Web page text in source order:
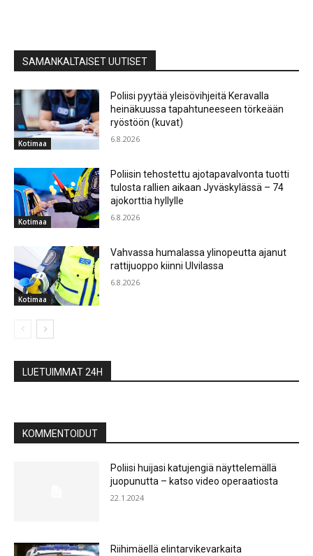
SAMANKALTAISET UUTISET
Kotimaa
Poliisi pyytää yleisövihjeitä Keravalla
heinäkuussa tapahtuneeseen törkeään
ryöstöön (kuvat)
6.8.2026
Kotimaa
Poliisin tehostettu ajotapavalvonta tuotti
tulosta rallien aikaan Jyväskylässä – 74
ajokorttia hyllylle
6.8.2026
Kotimaa
Vahvassa humalassa ylinopeutta ajanut
rattijuoppo kiinni Ulvilassa
6.8.2026
LUETUIMMAT 24H
KOMMENTOIDUT
Poliisi huijasi katujengiä näyttelemällä
juopunutta – katso video operaatiosta
22.1.2024
Riihimäellä elintarvikevarkaita